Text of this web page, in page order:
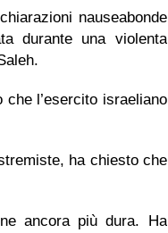
nauseabonde
durante una violenta
l’esercito israeliano
ha chiesto che
ancora più dura. Ha